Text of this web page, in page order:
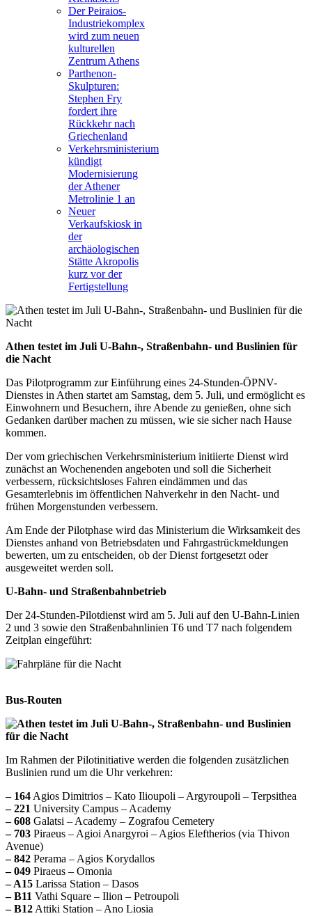
Der Peiraios-
Industriekomplex
wird zum neuen
kulturellen
Zentrum Athens
Parthenon-
Skulpturen:
Stephen Fry
fordert ihre
Rückkehr nach
Griechenland
Verkehrsministerium
kündigt
Modernisierung
der Athener
Metrolinie 1 an
Neuer
Verkaufskiosk in
der
archäologischen
Stätte Akropolis
kurz vor der
Fertigstellung
Athen testet im Juli U-Bahn-, Straßenbahn- und Buslinien für
die Nacht
Das Pilotprogramm zur Einführung eines 24-Stunden-ÖPNV-
Dienstes in Athen startet am Samstag, dem 5. Juli, und ermöglicht es
Einwohnern und Besuchern, ihre Abende zu genießen, ohne sich
Gedanken darüber machen zu müssen, wie sie sicher nach Hause
kommen.
Der vom griechischen Verkehrsministerium initiierte Dienst wird
zunächst an Wochenenden angeboten und soll die Sicherheit
verbessern, rücksichtsloses Fahren eindämmen und das
Gesamterlebnis im öffentlichen Nahverkehr in den Nacht- und
frühen Morgenstunden verbessern.
Am Ende der Pilotphase wird das Ministerium die Wirksamkeit des
Dienstes anhand von Betriebsdaten und Fahrgastrückmeldungen
bewerten, um zu entscheiden, ob der Dienst fortgesetzt oder
ausgeweitet werden soll.
U-Bahn- und Straßenbahnbetrieb
Der 24-Stunden-Pilotdienst wird am 5. Juli auf den U-Bahn-Linien
2 und 3 sowie den Straßenbahnlinien T6 und T7 nach folgendem
Zeitplan eingeführt:
Bus-Routen
Im Rahmen der Pilotinitiative werden die folgenden zusätzlichen
Buslinien rund um die Uhr verkehren:
– 164 Agios Dimitrios – Kato Ilioupoli – Argyroupoli – Terpsithea
– 221 University Campus – Academy
– 608 Galatsi – Academy – Zografou Cemetery
– 703 Piraeus – Agioi Anargyroi – Agios Eleftherios (via Thivon
Avenue)
– 842 Perama – Agios Korydallos
– 049 Piraeus – Omonia
– A15 Larissa Station – Dasos
– B11 Vathi Square – Ilion – Petroupoli
– B12 Attiki Station – Ano Liosia